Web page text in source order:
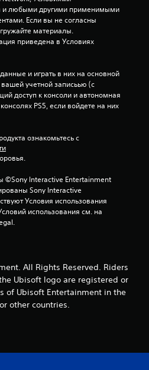
а
о
о
в
а
и
и
ц
и любыми другими применимыми
Если вы не согласны
материалы.
приведена в Условиях
и играть в них на основной
учетной записьью (с
доступ к консоли и автономная
PS5, если войдете на них
ознакомьтесь с
©Sony Interactive Entertainment
Sony Interactive
Условия использования
использования см. на
All Rights Reserved. Riders
Ubisoft logo are registered or
of Ubisoft Entertainment in the
other countries.